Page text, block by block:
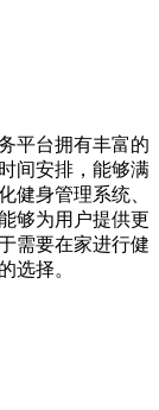
平台拥有丰富的
间安排，能够满
健身管理系统、
够为用户提供更
需要在家进行健
选择。